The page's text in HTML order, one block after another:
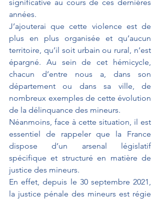
significative au cours de ces dernières
années.
J’ajouterai que cette violence est de
plus en plus organisée et qu’aucun
territoire, qu’il soit urbain ou rural, n’est
épargné. Au sein de cet hémicycle,
chacun d’entre nous a, dans son
département ou dans sa ville, de
nombreux exemples de cette évolution
de la délinquance des mineurs.
Néanmoins, face à cette situation, il est
essentiel de rappeler que la France
dispose d’un arsenal législatif
spécifique et structuré en matière de
justice des mineurs.
En effet, depuis le 30 septembre 2021,
la justice pénale des mineurs est régie